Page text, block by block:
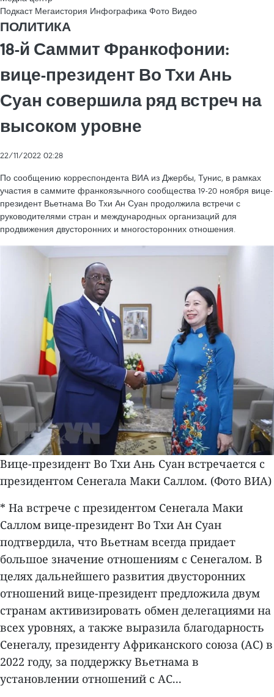
Подкаст Мегаистория Инфографика Фото Видео
ПОЛИТИКА
18-й Саммит Франкофонии:
вице-президент Во Тхи Ань
Суан совершила ряд встреч на
высоком уровне
22/11/2022 02:28
По сообщению корреспондента ВИА из Джербы, Тунис, в рамках
участия в саммите франкоязычного сообщества 19-20 ноября вице-
президент Вьетнама Во Тхи Ан Суан продолжила встречи с
руководителями стран и международных организаций для
продвижения двусторонних и многосторонних отношения.
Вице-президент Во Тхи Ань Суан встречается с
президентом Сенегала Маки Саллом. (Фото ВИА)
* На встрече с президентом Сенегала Маки
Саллом вице-президент Во Тхи Ан Суан
подтвердила, что Вьетнам всегда придает
большое значение отношениям с Сенегалом. В
целях дальнейшего развития двусторонних
отношений вице-президент предложила двум
странам активизировать обмен делегациями на
всех уровнях, а также выразила благодарность
Сенегалу, президенту Африканского союза (АС) в
2022 году, за поддержку Вьетнама в
установлении отношений с АС...